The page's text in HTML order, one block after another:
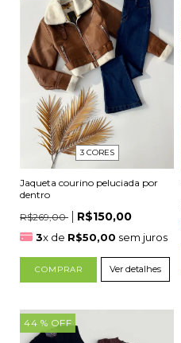
3 CORES
Jaqueta courino peluciada por
dentro
R$269,00
R$150,00
3x de R$50,00 sem juros
COMPRAR Ver detalhes
44 % OFF